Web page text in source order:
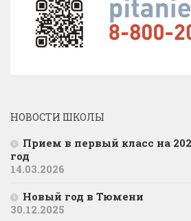
НОВОСТИ ШКОЛЫ
Прием в первый класс на
год
14.03.2026
Новый год в Тюмени
30.12.2025